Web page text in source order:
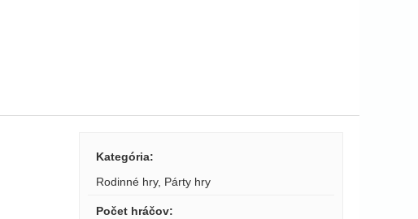
Kategória:
Rodinné hry, Párty hry
Počet hráčov: